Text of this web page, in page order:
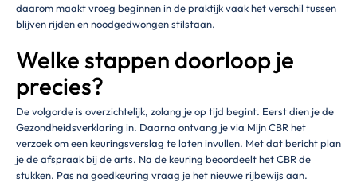
daarom maakt vroeg beginnen in de praktijk vaak het verschil tussen
blijven rijden en noodgedwongen stilstaan.
Welke stappen doorloop je
precies?
De volgorde is overzichtelijk, zolang je op tijd begint. Eerst dien je de
Gezondheidsverklaring in. Daarna ontvang je via Mijn CBR het
verzoek om een keuringsverslag te laten invullen. Met dat bericht plan
je de afspraak bij de arts. Na de keuring beoordeelt het CBR de
stukken. Pas na goedkeuring vraag je het nieuwe rijbewijs aan.